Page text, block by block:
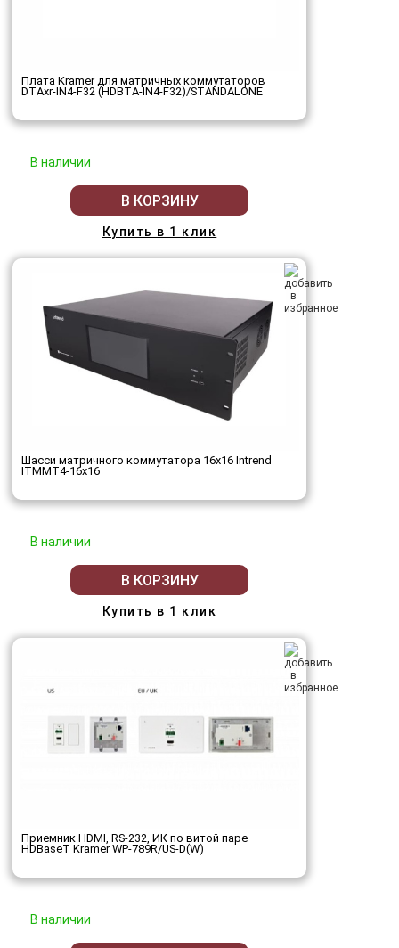
Плата Kramer для матричных коммутаторов
DTAxr-IN4-F32 (HDBTA-IN4-F32)/STANDALONE
В наличии
В КОРЗИНУ
Купить в 1 клик
Шасси матричного коммутатора 16x16 Intrend
ITMMT4-16x16
В наличии
В КОРЗИНУ
Купить в 1 клик
Приемник HDMI, RS-232, ИК по витой паре
HDBaseT Kramer WP-789R/US-D(W)
В наличии